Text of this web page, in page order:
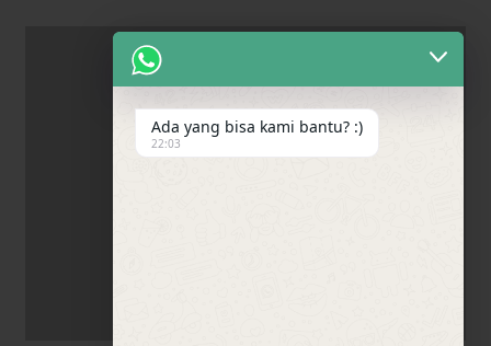
Ada yang bisa kami bantu? :)
22:03